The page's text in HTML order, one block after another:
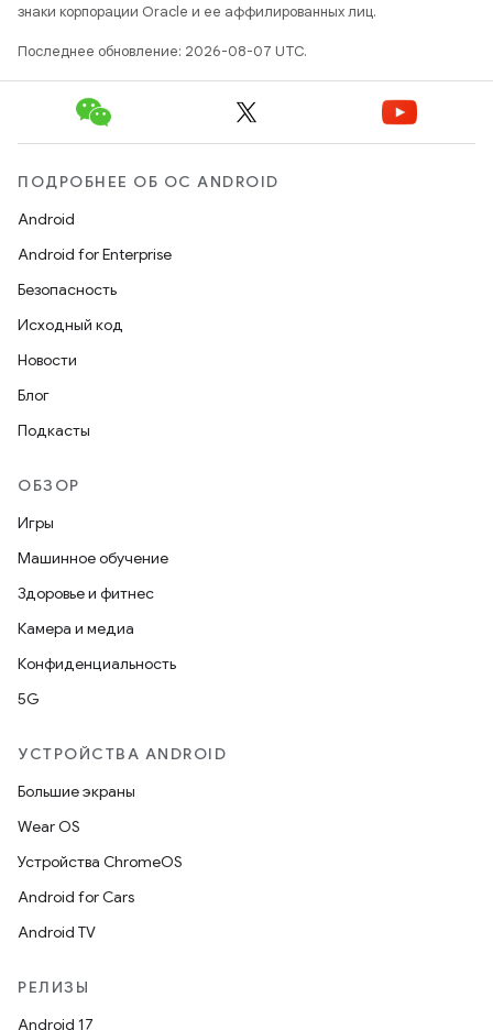
знаки корпорации Oracle и ее аффилированных лиц.
Последнее обновление: 2026-08-07 UTC.
ПОДРОБНЕЕ ОБ ОС ANDROID
Android
Android for Enterprise
Безопасность
Исходный код
Новости
Блог
Подкасты
ОБЗОР
Игры
Машинное обучение
Здоровье и фитнес
Камера и медиа
Конфиденциальность
5G
УСТРОЙСТВА ANDROID
Большие экраны
Wear OS
Устройства ChromeOS
Android for Cars
Android TV
РЕЛИЗЫ
Android 17